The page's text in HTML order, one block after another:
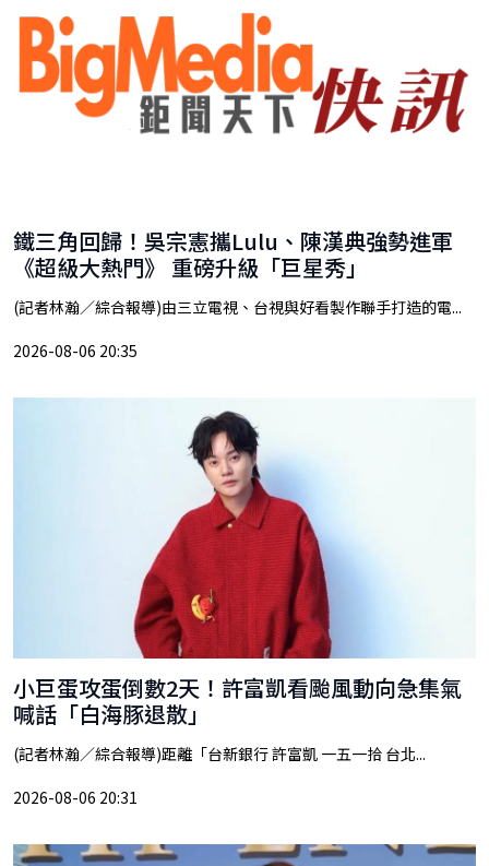
鐵三角回歸！吳宗憲攜Lulu、陳漢典強勢進軍
《超級大熱門》 重磅升級「巨星秀」
(記者林瀚／綜合報導)由三立電視、台視與好看製作聯手打造的電...
2026-08-06 20:35
小巨蛋攻蛋倒數2天！許富凱看颱風動向急集氣
喊話「白海豚退散」
(記者林瀚／綜合報導)距離「台新銀行 許富凱 一五一拾 台北...
2026-08-06 20:31